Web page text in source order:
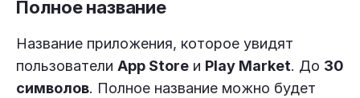
Полное название
Название приложения, которое увидят
пользователи App Store и Play Market. До 30
символов. Полное название можно будет